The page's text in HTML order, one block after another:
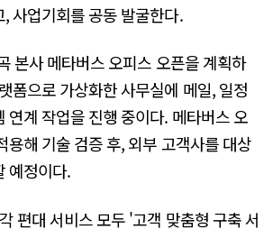
사업기회를 공동 발굴한다.
본사 메타버스 오피스 오픈을 계획하
폼으로 가상화한 사무실에 메일, 일정
연계 작업을 진행 중이다. 메타버스 오
용해 기술 검증 후, 외부 고객사를 대상
예정이다.
편대 서비스 모두 '고객 맞춤형 구축 서